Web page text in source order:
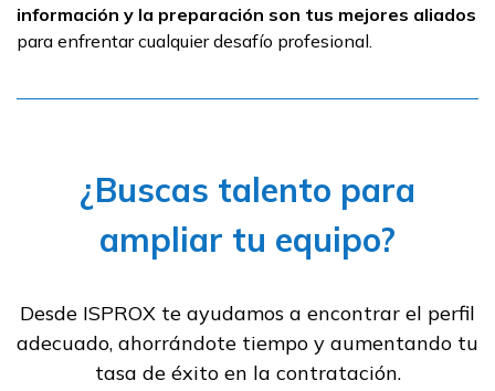
información y la preparación son tus mejores aliados
para enfrentar cualquier desafío profesional.
¿Buscas talento para
ampliar tu equipo?
Desde ISPROX te ayudamos a encontrar el perfil
adecuado, ahorrándote tiempo y aumentando tu
tasa de éxito en la contratación.